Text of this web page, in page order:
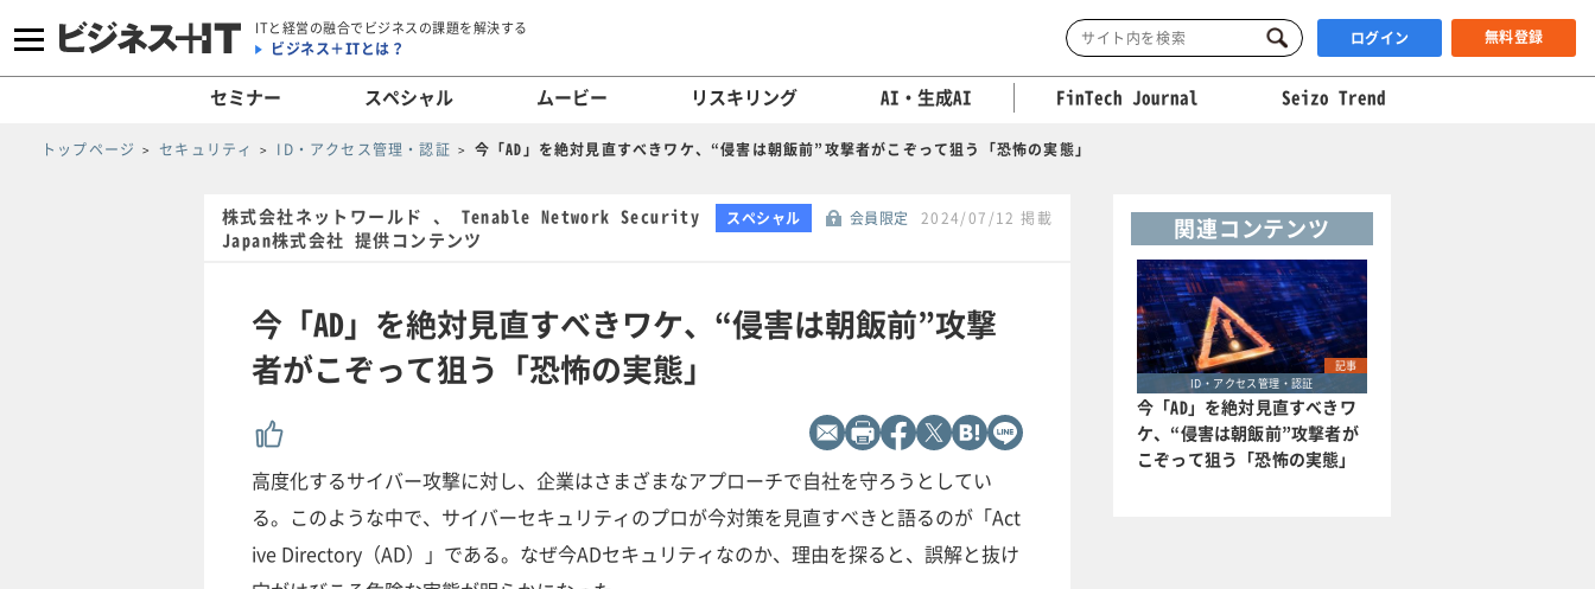
ITと経営の融合でビジネスの課題を解決する
ビジネス＋ITとは？ ログイン 無料登録
セミナー スペシャル ムービー リスキリング AI・生成AI FinTech Journal Seizo Trend
トップページ セキュリティ ID・アクセス管理・認証 今「AD」を絶対見直すべきワケ、“侵害は朝飯前”攻撃者がこぞって狙う「恐怖の実態」
株式会社ネットワールド 、 Tenable Network Security
Japan株式会社 提供コンテンツ
スペシャル 会員限定 2024/07/12 掲載
今「AD」を絶対見直すべきワケ、“侵害は朝飯前”攻撃
者がこぞって狙う「恐怖の実態」
高度化するサイバー攻撃に対し、企業はさまざまなアプローチで自社を守ろうとしてい
る。このような中で、サイバーセキュリティのプロが今対策を見直すべきと語るのが「Act
ive Directory（AD）」である。なぜ今ADセキュリティなのか、理由を探ると、誤解と抜け
関連コンテンツ
記事
ID・アクセス管理・認証
今「AD」を絶対見直すべきワ
ケ、“侵害は朝飯前”攻撃者が
こぞって狙う「恐怖の実態」